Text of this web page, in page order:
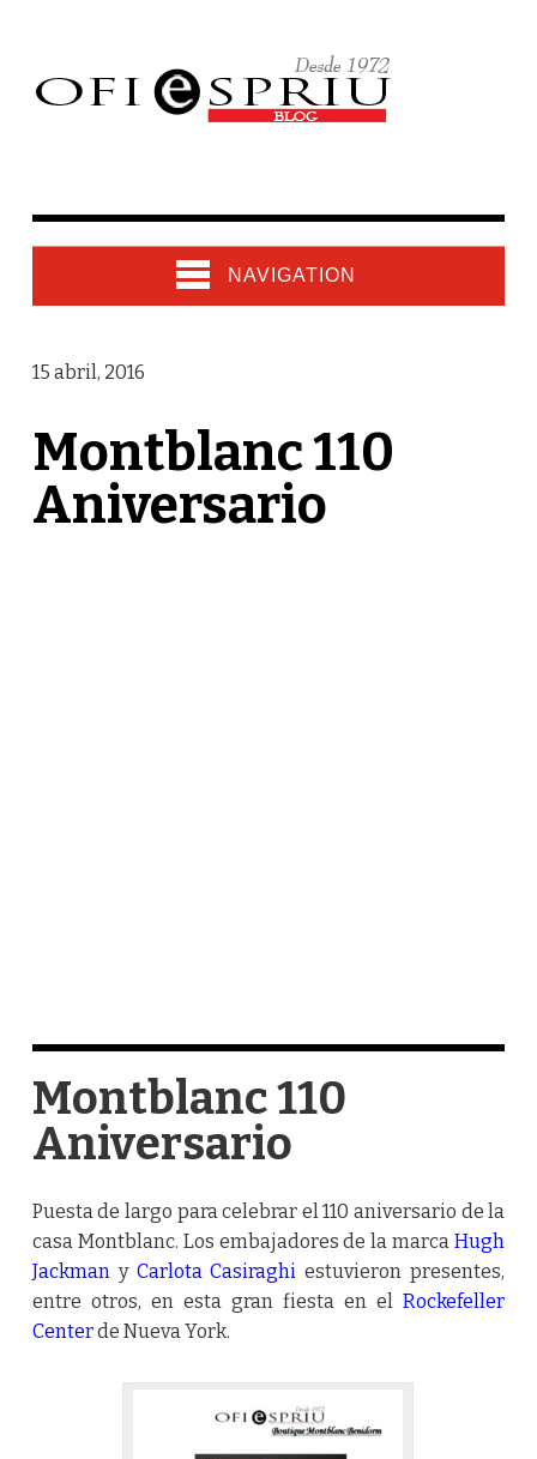
NAVIGATION
15 abril, 2016
Montblanc 110
Aniversario
Montblanc 110
Aniversario
Puesta de largo para celebrar el 110 aniversario de la
casa Montblanc. Los embajadores de la marcaHugh
Jackmany Carlota Casiraghi estuvieron presentes,
entre otros, en esta gran fiesta en elRockefeller
Centerde Nueva York.